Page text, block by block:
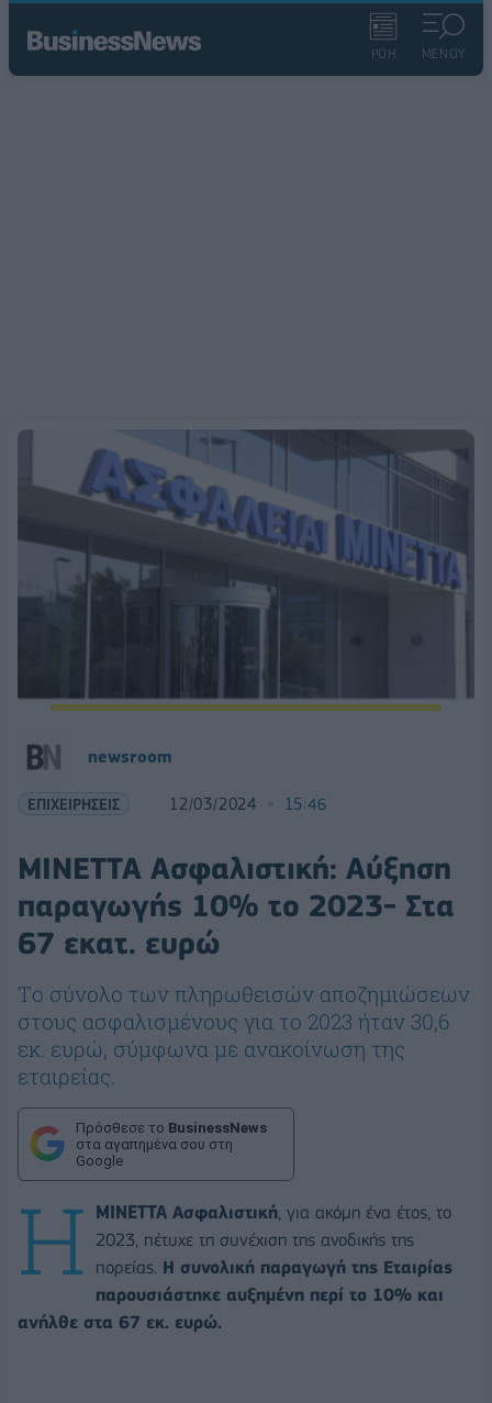
ΡΟΗ ΜΕΝΟΥ
newsroom
ΕΠΙΧΕΙΡΗΣΕΙΣ 12/03/2024 15:46
ΜΙΝΕΤΤΑ Ασφαλιστική: Αύξηση
παραγωγής 10% το 2023- Στα
67 εκατ. ευρώ
Tο σύνολο των πληρωθεισών αποζημιώσεων
στους ασφαλισμένους για το 2023 ήταν 30,6
εκ. ευρώ, σύμφωνα με ανακοίνωση της
εταιρείας.
Πρόσθεσε το BusinessNews
στα αγαπημένα σου στη
Google
H MINETTA Ασφαλιστική, για ακόμη ένα έτος, το
2023, πέτυχε τη συνέχιση της ανοδικής της
πορείας. Η συνολική παραγωγή της Εταιρίας
παρουσιάστηκε αυξημένη περί το 10% και
ανήλθε στα 67 εκ. ευρώ.